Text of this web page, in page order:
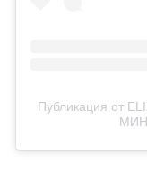
Публикация от